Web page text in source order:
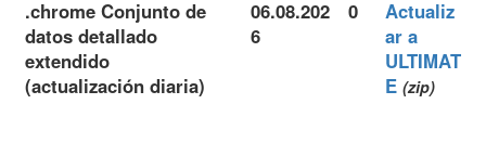
.chrome Conjunto de
datos detallado
extendido
(actualización diaria)
06.08.202
6
0
Actualiz
ar a
ULTIMAT
E (zip)